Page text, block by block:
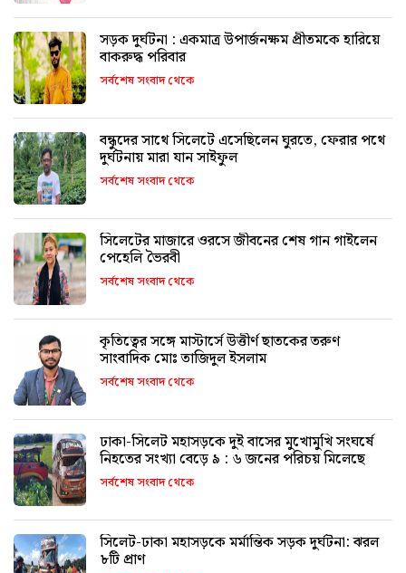
সড়ক দুর্ঘটনা : একমাত্র উপার্জনক্ষম প্রীতমকে হারিয়ে
বাকরুদ্ধ পরিবার
সর্বশেষ সংবাদ থেকে
বন্ধুদের সাথে সিলেটে এসেছিলেন ঘুরতে, ফেরার পথে
দুর্ঘটনায় মারা যান সাইফুল
সর্বশেষ সংবাদ থেকে
সিলেটের মাজারে ওরসে জীবনের শেষ গান গাইলেন
পেহেলি ভৈরবী
সর্বশেষ সংবাদ থেকে
কৃতিত্বের সঙ্গে মাস্টার্সে উত্তীর্ণ ছাতকের তরুণ
সাংবাদিক মোঃ তাজিদুল ইসলাম
সর্বশেষ সংবাদ থেকে
ঢাকা-সিলেট মহাসড়কে দুই বাসের মুখোমুখি সংঘর্ষে
নিহতের সংখ্যা বেড়ে ৯ : ৬ জনের পরিচয় মিলেছে
সর্বশেষ সংবাদ থেকে
সিলেট-ঢাকা মহাসড়কে মর্মান্তিক সড়ক দুর্ঘটনা: ঝরল
৮টি প্রাণ